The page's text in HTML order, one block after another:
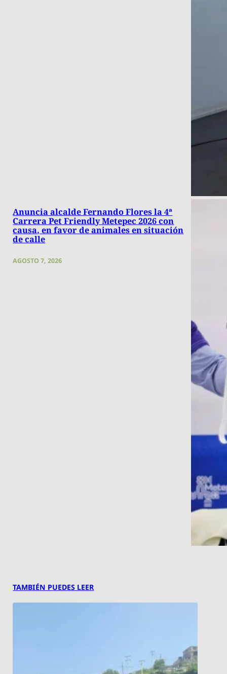
Anuncia alcalde Fernando Flores la 4ª
Carrera Pet Friendly Metepec 2026 con
causa, en favor de animales en situación
de calle
AGOSTO 7, 2026
TAMBIÉN PUEDES LEER